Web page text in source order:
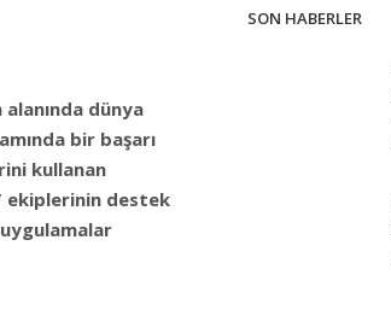
dünya
bir başarı
kullanan
ekiplerinin destek
SON HABERLER